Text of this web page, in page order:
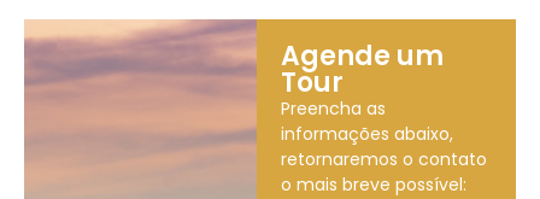
Agende um
Tour
Preencha as
informações abaixo,
retornaremos o contato
o mais breve possível: